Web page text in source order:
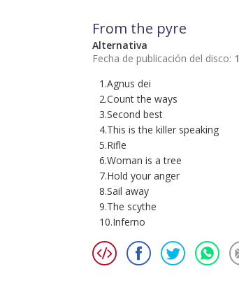
From the pyre
Alternativa
Fecha de publicación del disco:
1.Agnus dei
2.Count the ways
3.Second best
4.This is the killer speaking
5.Rifle
6.Woman is a tree
7.Hold your anger
8.Sail away
9.The scythe
10.Inferno